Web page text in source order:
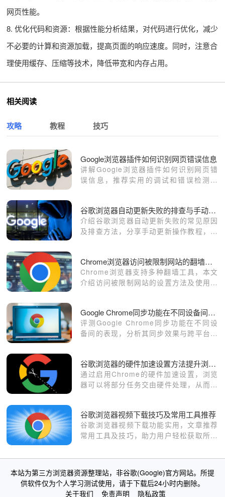
网页性能。
8. 优化代码和资源：根据性能分析结果，对代码进行优化，减少
不必要的计算和资源加载，提高页面的响应速度。同时，注意合
理使用缓存、压缩等技术，降低带宽和内存占用。
相关阅读
攻略 教程 技巧
Google浏览器插件如何识别网页错误信息
讲解Google浏览器插件如何识别网页错
误信息，推荐实用的调试和错误检测插
谷歌浏览器自动更新失败的排查与手动更新教程分享
介绍谷歌浏览器自动更新失败的常见原因
及排查方法，分享手动更新操作教程，保
Chrome浏览器访问被限制网站的翻墙设置和使用教程
Chrome浏览器支持多种翻墙工具，本文
介绍访问被限制网站的设置方法及使用技
Google Chrome同步功能在不同设备间表现如何
评测Google Chrome同步功能在不同设
备间的表现，分析其同步效果与跨平台使
谷歌浏览器的硬件加速设置方法提升浏览器性能
通过启用Chrome的硬件加速设置，浏览
器可以将部分任务交由硬件处理，从而提
谷歌浏览器视频下载技巧及常用工具推荐
谷歌浏览器视频下载功能实用，文章推荐
常用工具及技巧，助力用户轻松获取所需
本站为第三方浏览器资源整理站，非谷歌(Google)官方网站。所提
供软件仅为个人学习测试使用，请于下载后24小时内删除。
关于我们
免责声明 隐私政策